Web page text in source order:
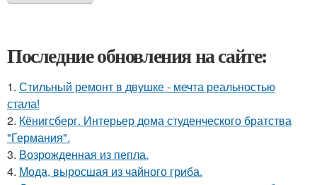
Последние обновления на сайте:
1. Стильный ремонт в двушке - мечта реальностью
стала!
2. Кёнигсберг. Интерьер дома студенческого братства
"Германия".
3. Возрожденная из пепла.
4. Мода, выросшая из чайного гриба.